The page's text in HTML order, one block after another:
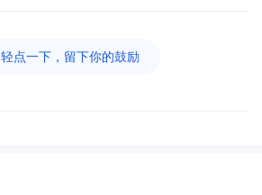
轻点一下，留下你的鼓励